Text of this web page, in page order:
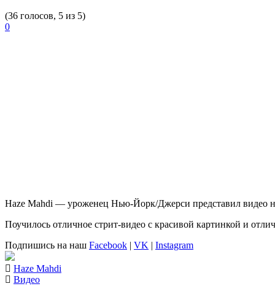
(36 голосов, 5 из 5)
0
Haze Mahdi — уроженец Нью-Йорк/Джерси представил видео
Поучилось отличное стрит-видео с красивой картинкой и
Подпишись на наш Facebook | VK | Instagram
Haze Mahdi
Видео